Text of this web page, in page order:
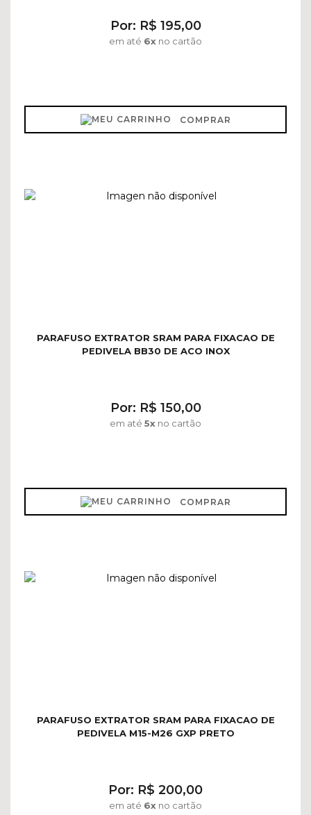
Por: R$ 195,00
em até 6x no cartão
COMPRAR
PARAFUSO EXTRATOR SRAM PARA FIXACAO DE
PEDIVELA BB30 DE ACO INOX
Por: R$ 150,00
em até 5x no cartão
COMPRAR
PARAFUSO EXTRATOR SRAM PARA FIXACAO DE
PEDIVELA M15-M26 GXP PRETO
Por: R$ 200,00
em até 6x no cartão